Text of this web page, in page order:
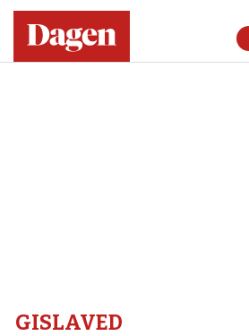
GISLAVED